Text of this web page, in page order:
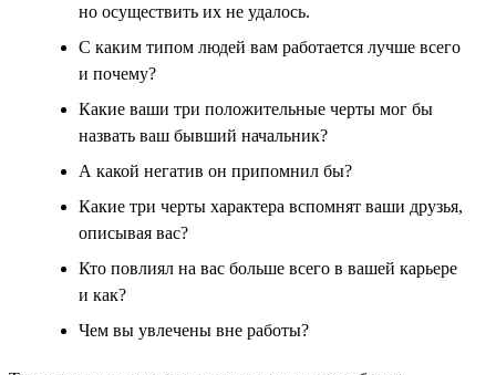
но осуществить их не удалось.
С каким типом людей вам работается лучше всего
и почему?
Какие ваши три положительные черты мог бы
назвать ваш бывший начальник?
А какой негатив он припомнил бы?
Какие три черты характера вспомнят ваши друзья,
описывая вас?
Кто повлиял на вас больше всего в вашей карьере
и как?
Чем вы увлечены вне работы?